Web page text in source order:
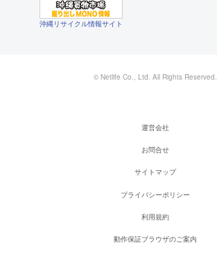
沖縄リサイクル情報サイト
© Netlife Co., Ltd. All Rights Reserved.
運営会社
お問合せ
サイトマップ
プライバシーポリシー
利用規約
動作保証ブラウザのご案内